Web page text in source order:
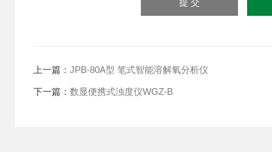
上一篇： JPB-80A型 笔式智能溶解氧分析仪
下一篇： 数显便携式浊度仪WGZ-B